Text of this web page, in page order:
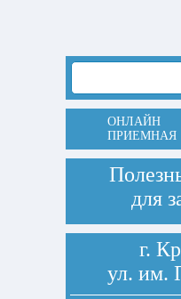
ОНЛАЙН
ПРИЕМНАЯ
для
г.
ул. им.